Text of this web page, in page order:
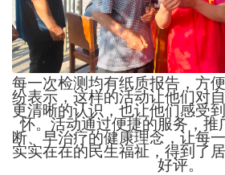
每一次检测均有纸质报告，方
纷表示，这样的活动让他们对
更清晰的认识，也让他们感受
怀。活动通过便捷的服务，推
断、早治疗的健康理念，让每
实实在在的民生福祉，得到了
好评。